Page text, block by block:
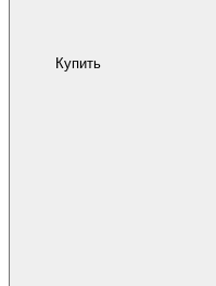
Купить